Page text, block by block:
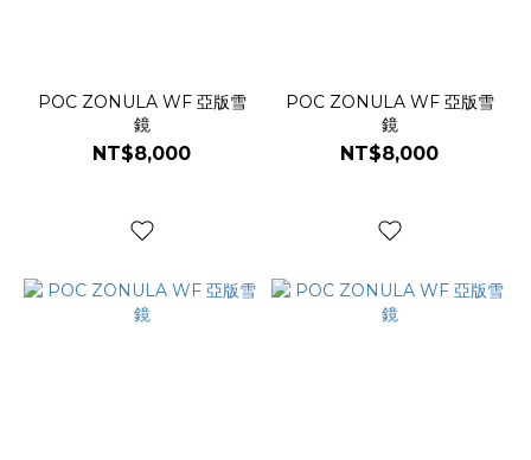
POC ZONULA WF 亞版雪
鏡
NT$8,000
POC ZONULA WF 亞版雪
鏡
NT$8,000